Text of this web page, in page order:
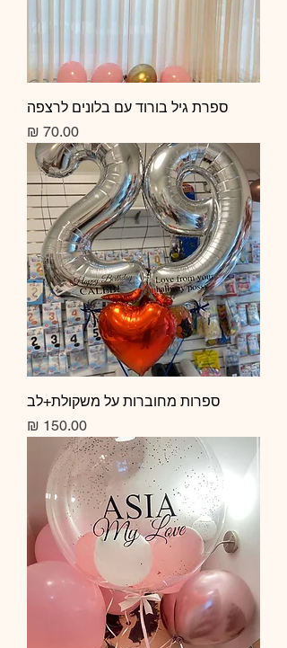
ספרת גיל בורוד עם בלונים לרצפה
מחיר
ספרות מחוברות על משקולת+לב
מחיר